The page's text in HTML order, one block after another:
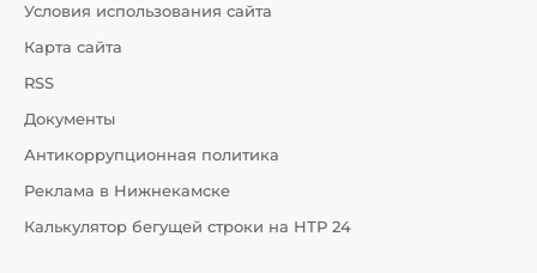
Условия использования сайта
Карта сайта
RSS
Документы
Антикоррупционная политика
Реклама в Нижнекамске
Калькулятор бегущей строки на НТР 24